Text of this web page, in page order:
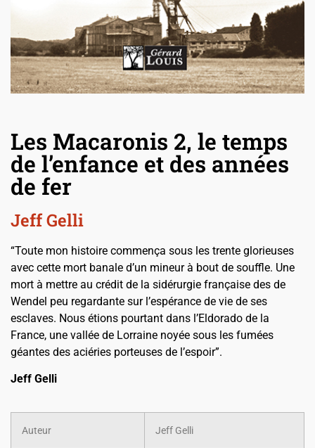
Les Macaronis 2, le temps
de l’enfance et des années
de fer
Jeff Gelli
“Toute mon histoire commença sous les trente glorieuses
avec cette mort banale d’un mineur à bout de souffle. Une
mort à mettre au crédit de la sidérurgie française des de
Wendel peu regardante sur l’espérance de vie de ses
esclaves. Nous étions pourtant dans l’Eldorado de la
France, une vallée de Lorraine noyée sous les fumées
géantes des aciéries porteuses de l’espoir”.
Jeff Gelli
Auteur Jeff Gelli